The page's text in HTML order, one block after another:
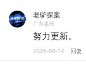
老驴探案
广东惠州
努力更新。
2026-04-14 回复